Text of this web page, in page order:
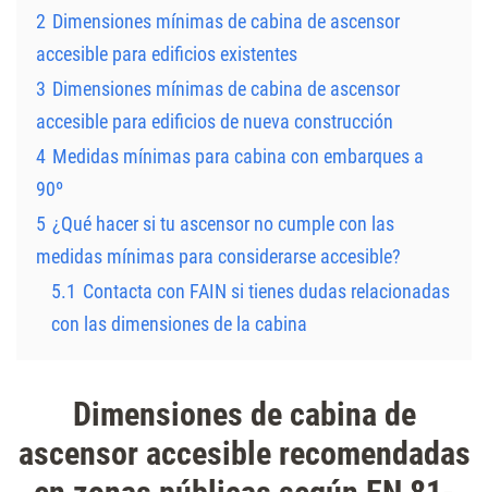
2 Dimensiones mínimas de cabina de ascensor
accesible para edificios existentes
3 Dimensiones mínimas de cabina de ascensor
accesible para edificios de nueva construcción
4 Medidas mínimas para cabina con embarques a
90º
5 ¿Qué hacer si tu ascensor no cumple con las
medidas mínimas para considerarse accesible?
5.1 Contacta con FAIN si tienes dudas relacionadas
con las dimensiones de la cabina
Dimensiones de cabina de
ascensor accesible recomendadas